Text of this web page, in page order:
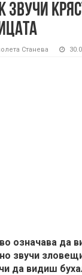
звучи
Станева
означава да
звучи
да видиш